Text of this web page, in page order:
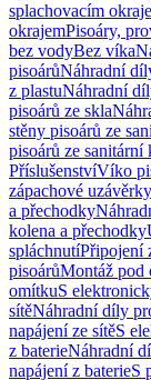
splachovacím
okrajemPisoáry,
bez vodyBez víka
pisoárůNáhradní
z plastuNáhradní
pisoárů ze skla
stěny pisoárů ze
pisoárů ze sanitární
PříslušenstvíVíko
zápachové uzávěrky
a přechodky
kolena a přechodky
spláchnutíPřipojení
pisoárůMontáž pod
omítkuS
sítěNáhradní díly
napájení ze sítěS
z baterieNáhradní
napájení z baterieS